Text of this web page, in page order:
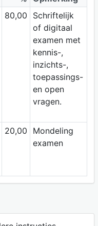
80,00
Schriftelijk
of digitaal
examen met
kennis-,
inzichts-,
toepassings-
en open
vragen.
20,00
Mondeling
examen